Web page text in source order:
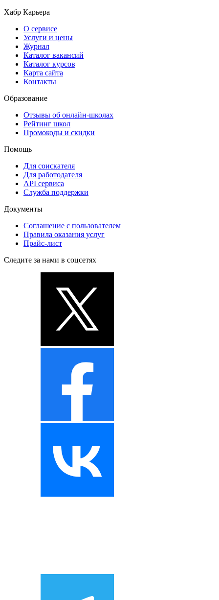
Хабр Карьера
О сервисе
Услуги и цены
Журнал
Каталог вакансий
Каталог курсов
Карта сайта
Контакты
Образование
Отзывы об онлайн-школах
Рейтинг школ
Промокоды и скидки
Помощь
Для соискателя
Для работодателя
API сервиса
Служба поддержки
Документы
Соглашение с пользователем
Правила оказания услуг
Прайс-лист
Следите за нами в соцсетях